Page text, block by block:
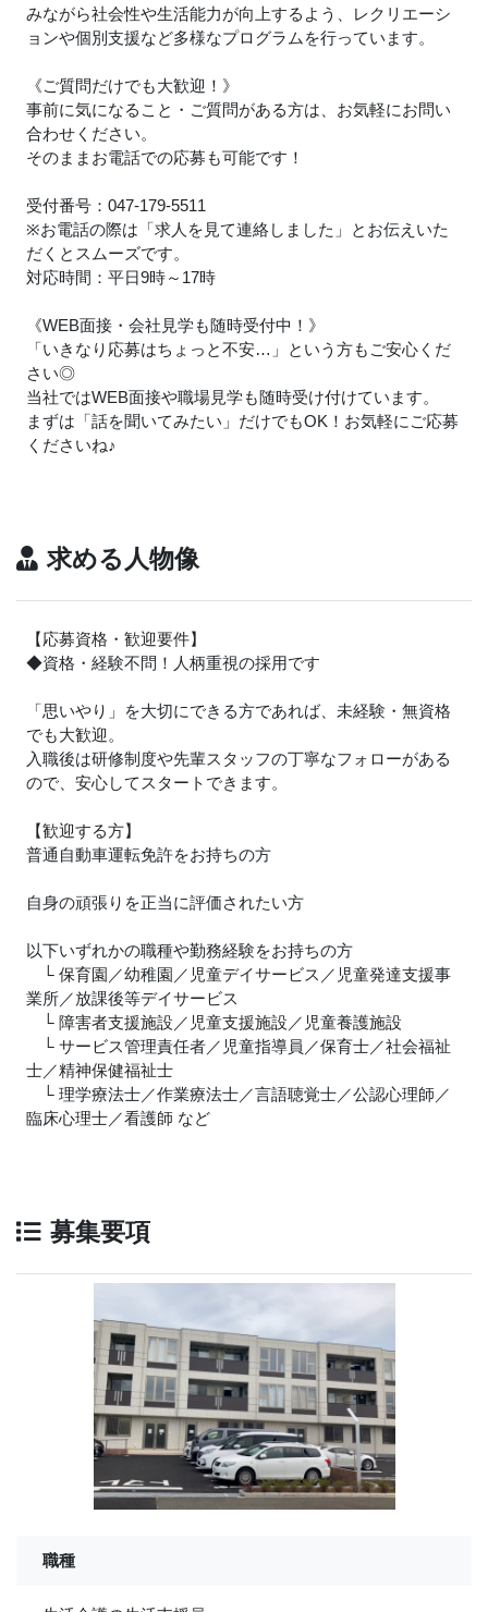
みながら社会性や生活能力が向上するよう、レクリエーシ
ョンや個別支援など多様なプログラムを行っています。
《ご質問だけでも大歓迎！》
事前に気になること・ご質問がある方は、お気軽にお問い
合わせください。
そのままお電話での応募も可能です！
受付番号：047-179-5511
※お電話の際は「求人を見て連絡しました」とお伝えいた
だくとスムーズです。
対応時間：平日9時～17時
《WEB面接・会社見学も随時受付中！》
「いきなり応募はちょっと不安…」という方もご安心くだ
さい◎
当社ではWEB面接や職場見学も随時受け付けています。
まずは「話を聞いてみたい」だけでもOK！お気軽にご応募
くださいね♪
求める人物像
【応募資格・歓迎要件】
◆資格・経験不問！人柄重視の採用です
「思いやり」を大切にできる方であれば、未経験・無資格
でも大歓迎。
入職後は研修制度や先輩スタッフの丁寧なフォローがある
ので、安心してスタートできます。
【歓迎する方】
普通自動車運転免許をお持ちの方
自身の頑張りを正当に評価されたい方
以下いずれかの職種や勤務経験をお持ちの方
└ 保育園／幼稚園／児童デイサービス／児童発達支援事
業所／放課後等デイサービス
└ 障害者支援施設／児童支援施設／児童養護施設
└ サービス管理責任者／児童指導員／保育士／社会福祉
士／精神保健福祉士
└ 理学療法士／作業療法士／言語聴覚士／公認心理師／
臨床心理士／看護師 など
募集要項
職種